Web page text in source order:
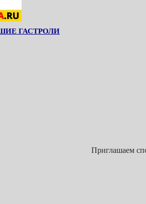
ГАСТРОЛИ
Приглашаем